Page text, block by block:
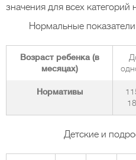
значения для всех категорий
Нормальные показатели
Возраст ребенка (в
месяцах)
Нормативы
Детские и